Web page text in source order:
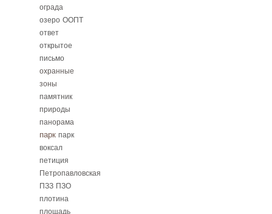
ограда
озеро ООПТ
ответ
открытое
письмо
охранные
зоны
памятник
природы
панорама
парк парк
воксал
петиция
Петропавловская
ПЗЗ ПЗО
плотина
площадь